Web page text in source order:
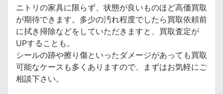
ニトリの家具に限らず、状態が良いものほど高価買取
が期待できます。多少の汚れ程度でしたら買取依頼前
に拭き掃除などをしていただきますと、買取査定が
UPすることも。
シールの跡や擦り傷といったダメージがあっても買取
可能なケースも多くありますので、まずはお気軽にご
相談下さい。